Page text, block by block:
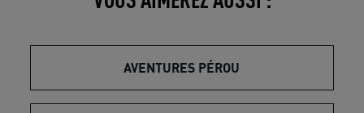
AVENTURES PÉROU